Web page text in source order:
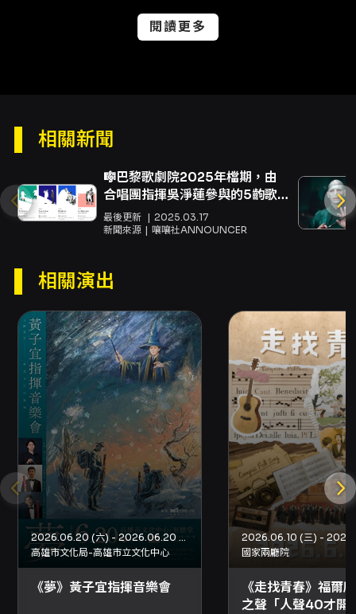
電腦自動選位，每筆訂單最多可訂購 8 張票券。
超商取票每張票券需於超商支付 10 元手續費。 -
方案（例如輪椅席、特定優惠套票、超過 8 張團
票等）可能無法於超商或分銷點購買，請依購票
- 團票 20 張（含）以上 7 折。 - 65 歲以上年長
者購票享 5 折優惠，入場時請出示證件。 - 身心
障礙人士及陪同者 1 名購票 5 折優待，入場時應
出示身心障礙手冊，陪同者與身障者需同時入
青年席位五折自由座優惠，提供之場次將顯示專
屬折扣方案。青年席位五折自由座僅限於
幣支付，席次有限，售完為止。持青年席位票券
者須為符合當年度文化幣發放資格，並於入場時
出示持票者之有效身分證件（身分證或健保
卡），如無法出示相符證件者，當天現場不開放
入場，亦不進行退/換票。 取票與退換票 - 取票方
式：實際取票方式請依結帳頁面顯示的選項為
準；取票方式僅能擇一，如需選擇不同取票方式
請分次購買。分銷點取票、超商取票、國內郵寄
等方式視主辦與場館提供情形而定；國內郵寄另
收 50 元郵資。 - 退票期限：最遲須在演出日 10
日前（不含演出日）辦理；逾期無法受理。 - 退
票手續費：每張退票收取票面售價 10% 手續費；
換票視同退票，需退票後重新購買。 退票申請方
式（依購票付款方式而異） - 使用信用卡、行動
支付或文化幣全額支付購票：請使用 OPENTIX
線上退訂單功能（會員 > 訂單紀錄 > 點入欲退訂
之訂單 > 退訂單），線上完成退訂。系統每日
閱讀更多
相關新聞
🎼巴黎歌劇院2025年檔期，由
合唱團指揮吳淨蓮參與的5齣歌
劇，以及LES BRIGANDS《盜
賊》專訪🎼
最後更新
2025.03.17
新聞來源
嚷嚷社ANNOUNCER
相關演出
2026.06.20 (六) - 2026.06.20 (六)
高雄市文化局-高雄市立文化中心
《夢》黃子宜指揮音樂會
國家兩廳院
《走找青春》福爾
之聲「人聲40才開